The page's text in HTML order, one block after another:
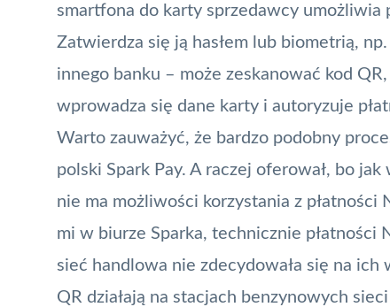
smartfona do karty sprzedawcy umożliwia
Zatwierdza się ją hasłem lub biometrią,
innego banku – może zeskanować kod
wprowadza się dane karty i autoryzuje
Warto zauważyć, że bardzo podobny
polski Spark Pay. A raczej oferował, bo
nie ma możliwości korzystania z płatności
mi w biurze Sparka, technicznie płatności
sieć handlowa nie zdecydowała się na
QR działają na stacjach benzynowych